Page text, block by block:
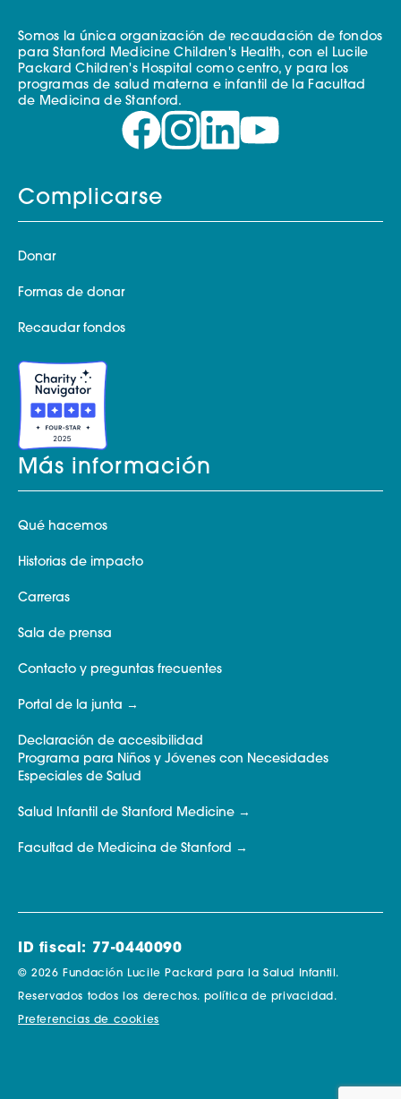
Somos la única organización de recaudación de fondos
para Stanford Medicine Children's Health, con el Lucile
Packard Children's Hospital como centro, y para los
programas de salud materna e infantil de la Facultad
de Medicina de Stanford.
Complicarse
Donar
Formas de donar
Recaudar fondos
Más información
Qué hacemos
Historias de impacto
Carreras
Sala de prensa
Contacto y preguntas frecuentes
Portal de la junta
Declaración de accesibilidad
Programa para Niños y Jóvenes con Necesidades
Especiales de Salud
Salud Infantil de Stanford Medicine
Facultad de Medicina de Stanford
ID fiscal: 77-0440090
© 2026 Fundación Lucile Packard para la Salud Infantil.
Reservados todos los derechos. política de privacidad.
Preferencias de cookies